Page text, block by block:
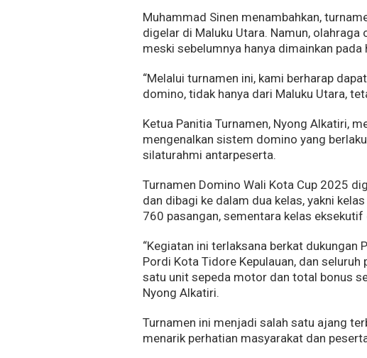
Muhammad Sinen menambahkan,
digelar di Maluku Utara. Namun,
meski sebelumnya hanya dimainkan
“Melalui turnamen ini, kami berharap
domino, tidak hanya dari Maluku Utara,
Ketua Panitia Turnamen, Nyong Alkatiri,
mengenalkan sistem domino yang
silaturahmi antarpeserta.
Turnamen Domino Wali Kota Cup 2025
dan dibagi ke dalam dua kelas, yakni
760 pasangan, sementara kelas
“Kegiatan ini terlaksana berkat dukungan
Pordi Kota Tidore Kepulauan, dan
satu unit sepeda motor dan total bonus
Nyong Alkatiri.
Turnamen ini menjadi salah satu ajang
menarik perhatian masyarakat dan